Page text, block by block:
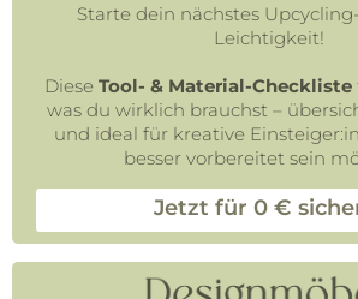
Starte dein nächstes
Leichtigkeit!
Diese Tool- & Material-Checkliste
was du wirklich brauchst –
und ideal für kreative
besser vorbereitet sein
Jetzt für 0 €